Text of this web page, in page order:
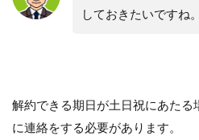
しておきたいですね。
解約できる期日が土日祝にあた
に連絡をする必要があります。